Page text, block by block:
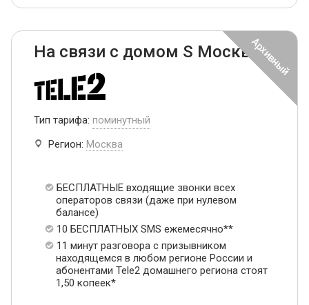
На связи с домом S Москва
Тип тарифа: поминутный
Регион: Москва
БЕСПЛАТНЫЕ входящие звонки всех
операторов связи (даже при нулевом
балансе)
10 БЕСПЛАТНЫХ SMS ежемесячно**
11 минут разговора с призывником
находящемся в любом регионе России и
абонентами Tele2 домашнего региона стоят
1,50 копеек*